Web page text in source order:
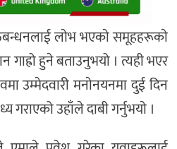
लाेभ भएकाे समूहहरूकाे
गाह्रो हुने बताउनुभयो । त्यही भएर
उम्मेदवारी मनाेनयनमा दुई दिन
गराएको उहाँले दाबी गर्नुभयाे ।